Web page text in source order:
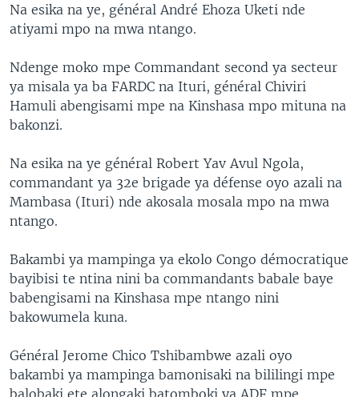
Na esika na ye, général André Ehoza Uketi nde
atiyami mpo na mwa ntango.
Ndenge moko mpe Commandant second ya secteur
ya misala ya ba FARDC na Ituri, général Chiviri
Hamuli abengisami mpe na Kinshasa mpo mituna na
bakonzi.
Na esika na ye général Robert Yav Avul Ngola,
commandant ya 32e brigade ya défense oyo azali na
Mambasa (Ituri) nde akosala mosala mpo na mwa
ntango.
Bakambi ya mampinga ya ekolo Congo démocratique
bayibisi te ntina nini ba commandants babale baye
babengisami na Kinshasa mpe ntango nini
bakowumela kuna.
Général Jerome Chico Tshibambwe azali oyo
bakambi ya mampinga bamonisaki na bililingi mpe
balobaki ete alongaki batomboki ya ADF mpe